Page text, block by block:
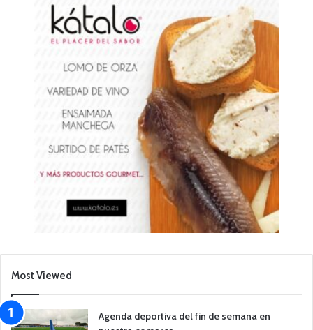
Most Viewed
Agenda deportiva del fin de semana en